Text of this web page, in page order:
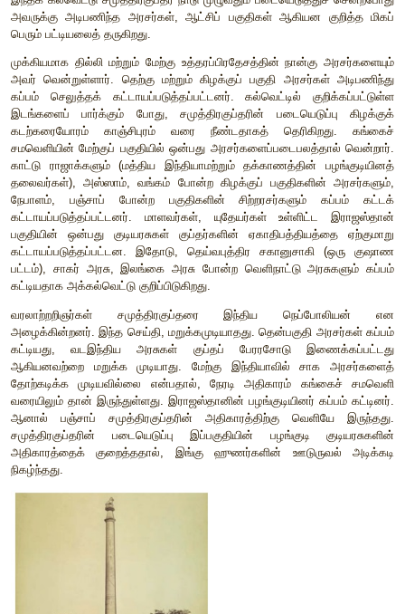
சமுத்திரகுப்தர்
பொ.ஆ. 335இல் முதலாம் சந்திரகுப்தர் தனது புதல்வர்
தனது வாரிசாக நியமித்தார்.அசோகர் தூண் ஒன்றில்
குறித்த நீண்ட புகழுரை அவர் மௌரிய பரம்பரையில்
இந்தக் கல்வெட்டு சமுத்திரகுப்தர் நாடு முழுவதும்
அவருக்கு அடிபணிந்த அரசர்கள்,ஆட்சிப் பகுதிகள் ஆகியன
பெரும் பட்டியலைத் தருகிறது.
முக்கியமாக தில்லி மற்றும் மேற்கு உத்தரப்பிரதேசத்தின் நான்கு
அவர் வென்றுள்ளார் .தெற்கு மற்றும் கிழக்குப் பகுதி
கப்பம்
செலுத்தக் கட்டாயப்படுத்தப்பட்டனர்.கல்வெட்டில்
இடங்களைப்
பார்க்கும் போது,சமுத்திரகுப்தரின்
கடற்கரையோரம்
காஞ்சிபுரம்
சமவெளியின்
மேற்குப் பகுதியில் ஒன்பது
காட்டு
ராஜாக்களும்(மத்திய இந்தியாமற்றும்
தக்காணத்தின்
தலைவர்கள்),அஸ்ஸாம்,வங்கம் போன்ற கிழக்குப்
நேபாளம், பஞ்சாப் போன்ற பகுதிகளின் சிற்றரசர்களும்
கட்டாயப்படுத்தப்பட்டனர்
.மாளவர்கள் ,யுதேயர்கள்
உள்ளிட்ட
பகுதியின்
ஒன்பது குடியரசுகள் குப்தர்களின்
கட்டாயப்படுத்தப்பட்டன.இதோடு,தெய்வபுத்திர சகானுசாகி
பட்டம்),சாகர் அரசு,இலங்கை அரசு போன்ற வெளிநாட்டு
கட்டியதாக
வரலாற்றறிஞர்கள்
அழைக்கின்றனர்
வடஇந்திய
முடியவில்லை